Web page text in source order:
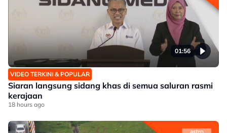
01:56
VIDEO TERKINI & POPULAR
Siaran langsung sidang khas di semua saluran rasmi
kerajaan
18 hours ago